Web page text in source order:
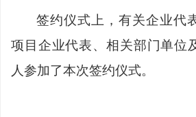
签约仪式上，有关企业代
项目企业代表、相关部门单位
人参加了本次签约仪式。